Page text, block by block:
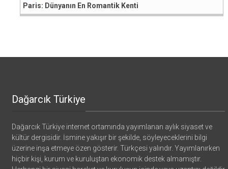
Paris: Dünyanın En Romantik Kenti
Dağarcık Türkiye
Dağarcık Türkiye internet ortamında yayımlanan aylık siyaset ve
kültür dergisidir. İsmine yakışır bir şekilde, söyleyeceklerini bilgi
üzerine inşa etmeye özen gösterir. Türkçesi yalındır. Yayımlanırken
hiçbir kişi, kurum ve kuruluştan ekonomik destek almamıştır.